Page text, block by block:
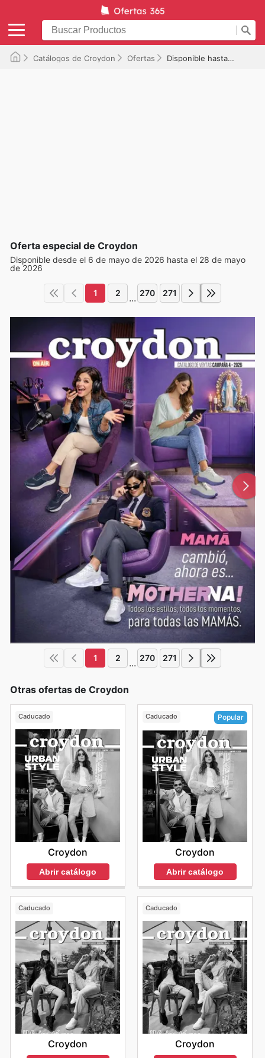
Catálogos de Croydon Ofertas Disponible hasta el 28/05/2026
Oferta especial de Croydon
Disponible desde el 6 de mayo de 2026 hasta el 28 de mayo
de 2026
1 2 ... 270 271
1 2 ... 270 271
Otras ofertas de Croydon
Caducado
Croydon
Abrir catálogo
Caducado Popular
Croydon
Abrir catálogo
Caducado
Croydon
Caducado
Croydon